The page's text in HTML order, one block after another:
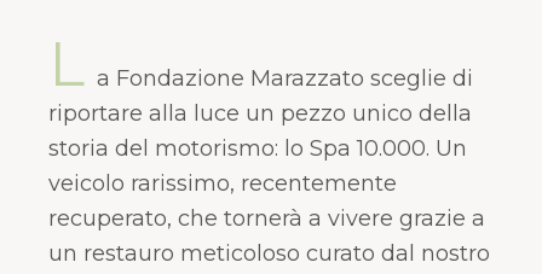
L a Fondazione Marazzato sceglie di
riportare alla luce un pezzo unico della
storia del motorismo: lo Spa 10.000. Un
veicolo rarissimo, recentemente
recuperato, che tornerà a vivere grazie a
un restauro meticoloso curato dal nostro